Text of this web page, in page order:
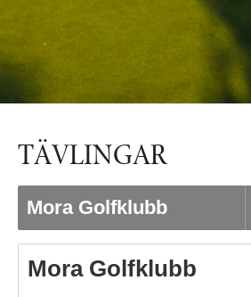
TÄVLINGAR
Mora Golfklubb
Mora Golfklubb